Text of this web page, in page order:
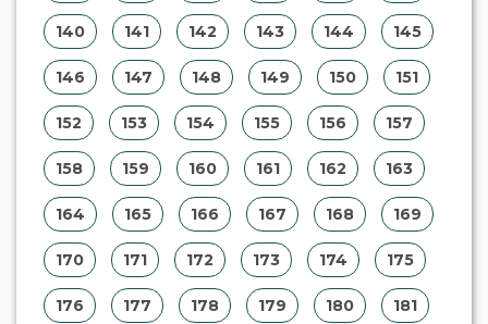
140 141 142 143 144 145
146 147 148 149 150 151
152 153 154 155 156 157
158 159 160 161 162 163
164 165 166 167 168 169
170 171 172 173 174 175
176 177 178 179 180 181